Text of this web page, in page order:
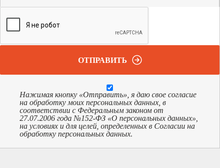
ОТПРАВИТЬ
Нажимая кнопку «Отправить», я даю свое согласие
на обработку моих персональных данных, в
соответствии с Федеральным законом от
27.07.2006 года №152-ФЗ «О персональных данных»,
на условиях и для целей, определенных в Согласии на
обработку персональных данных.